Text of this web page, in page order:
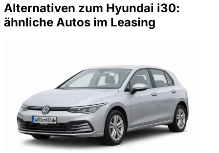
Alternativen zum Hyundai i30:
ähnliche Autos im Leasing